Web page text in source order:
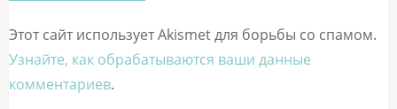
Этот сайт использует Akismet для борьбы со спамом.
Узнайте, как обрабатываются ваши данные
комментариев.